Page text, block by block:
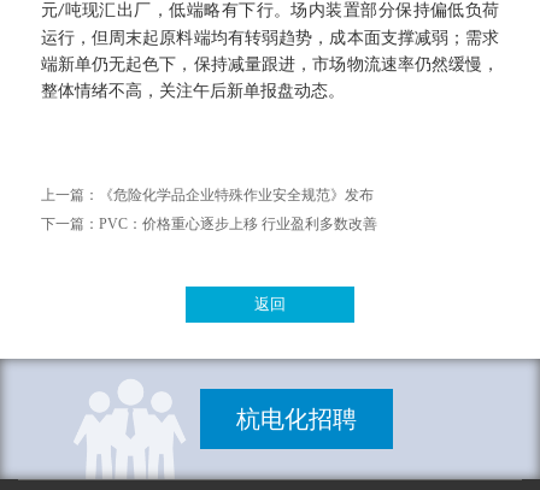
元/吨现汇出厂，低端略有下行。场内装置部分保持偏低负荷
运行，但周末起原料端均有转弱趋势，成本面支撑减弱；需求
端新单仍无起色下，保持减量跟进，市场物流速率仍然缓慢，
整体情绪不高，关注午后新单报盘动态。
上一篇：
《危险化学品企业特殊作业安全规范》发布
下一篇： PVC：价格重心逐步上移 行业盈利多数改善
返回
杭电化招聘